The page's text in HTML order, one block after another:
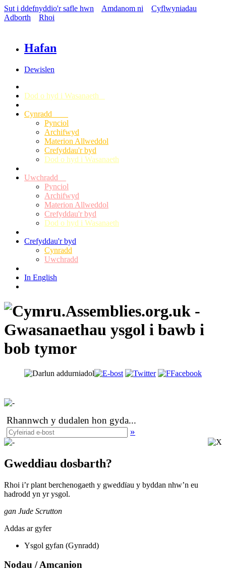
Sut i ddefnyddio'r safle hwn Amdanom ni
Cyflwyniadau
Adborth
Rhoi
Hafan
Dewislen
Dod o hyd i Wasanaeth
Cynradd
Pynciol
Archifwyd
Materion Allweddol
Crefyddau'r byd
Dod o hyd i Wasanaeth
Uwchradd
Pynciol
Archifwyd
Materion Allweddol
Crefyddau'r byd
Dod o hyd i Wasanaeth
Crefyddau'r byd
Cynradd
Uwchradd
In English
Rhannwch y dudalen hon gyda...
»
Gweddiau dosbarth?
Rhoi i’r plant berchenogaeth y gweddïau y byddan nhw’n eu
hadrodd yn yr ysgol.
gan Jude Scrutton
Addas ar gyfer
Ysgol gyfan (Gynradd)
Nodau / Amcanion